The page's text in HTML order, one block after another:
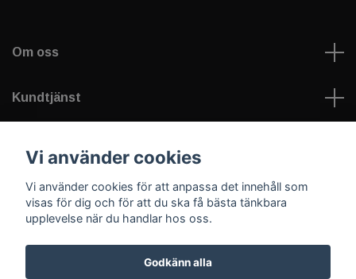
Om oss
Kundtjänst
Sociala medier
Vi använder cookies
Vi använder cookies för att anpassa det innehåll som
visas för dig och för att du ska få bästa tänkbara
upplevelse när du handlar hos oss.
Godkänn alla